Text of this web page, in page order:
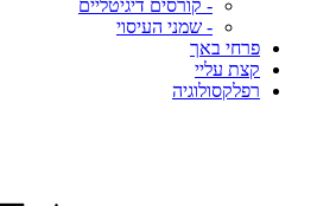
- קורסים דיגיטליים
- שמני העיסוי
פרחי באך
קצת עליי
רפלקסולוגיה